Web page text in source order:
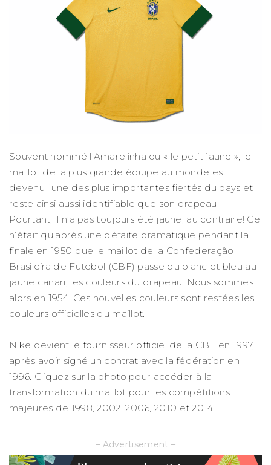
Souvent nommé l’Amarelinha ou « le petit jaune », le
maillot de la plus grande équipe au monde est
devenu l’une des plus importantes fiertés du pays et
reste ainsi aussi identifiable que son drapeau.
Pourtant, il n’a pas toujours été jaune, au contraire! Ce
n’était qu’après une défaite dramatique pendant la
finale en 1950 que le maillot de la Confederação
Brasileira de Futebol (CBF) passe du blanc et bleu au
jaune canari, les couleurs du drapeau. Nous sommes
alors en 1954. Ces nouvelles couleurs sont restées les
couleurs officielles du maillot.
Nike devient le fournisseur officiel de la CBF en 1997,
après avoir signé un contrat avec la fédération en
1996. Cliquez sur la photo pour accéder à la
transformation du maillot pour les compétitions
majeures de 1998, 2002, 2006, 2010 et 2014.
– Advertisement –